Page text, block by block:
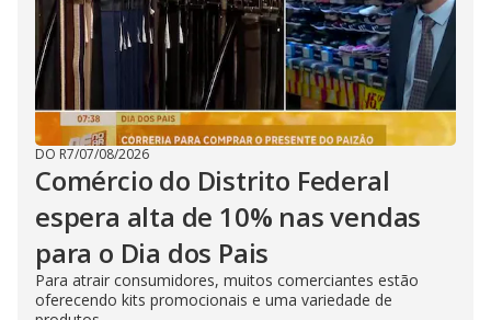
DO R7/07/08/2026
Comércio do Distrito Federal
espera alta de 10% nas vendas
para o Dia dos Pais
Para atrair consumidores, muitos comerciantes estão
oferecendo kits promocionais e uma variedade de